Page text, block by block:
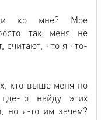
ко мне? Мое
так меня не
считают, что я что-
кто выше меня по
то найду этих
но я-то им зачем?